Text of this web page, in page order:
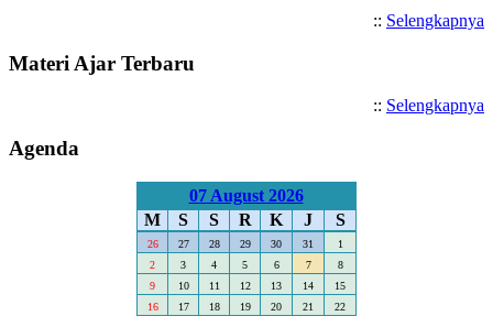
:: Selengkapnya
Materi Ajar Terbaru
:: Selengkapnya
Agenda
07 August 2026
M
S S R K J S
26 27 28 29 30 31
1
2
3 4 5 6 7
8
9
10 11 12 13 14
15
16
17 18 19 20 21
22